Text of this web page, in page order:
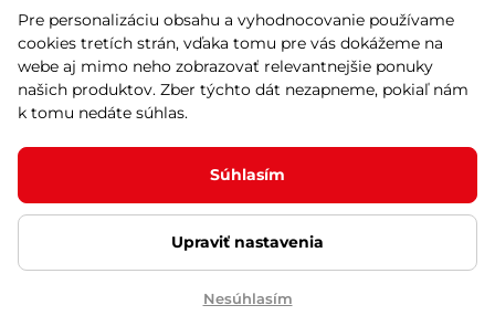
Doprava zadarmo
inSPORTline Zorica Lion s
odnímateľnou batériou •
25km/h • až 50km dojazd -
hnedá
4.7(15)
na ceste – 16.10.2026
Detail
Pre personalizáciu obsahu a vyhodnocovanie používame
cookies tretích strán, vďaka tomu pre vás dokážeme na
webe aj mimo neho zobrazovať relevantnejšie ponuky
našich produktov. Zber týchto dát nezapneme, pokiaľ nám
k tomu nedáte súhlas.
Súhlasím
Upraviť nastavenia
Nesúhlasím